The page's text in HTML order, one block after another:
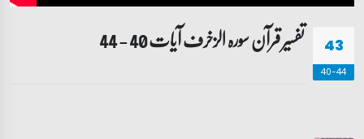
43
40-44
تفسیر قرآن سورہ ‎الزخرف آیات 40 - 44